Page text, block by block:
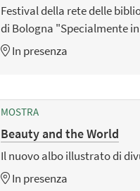
Festival della rete delle
di Bologna "Specialmente
In presenza
MOSTRA
Beauty and the World
Il nuovo albo illustrato di
In presenza